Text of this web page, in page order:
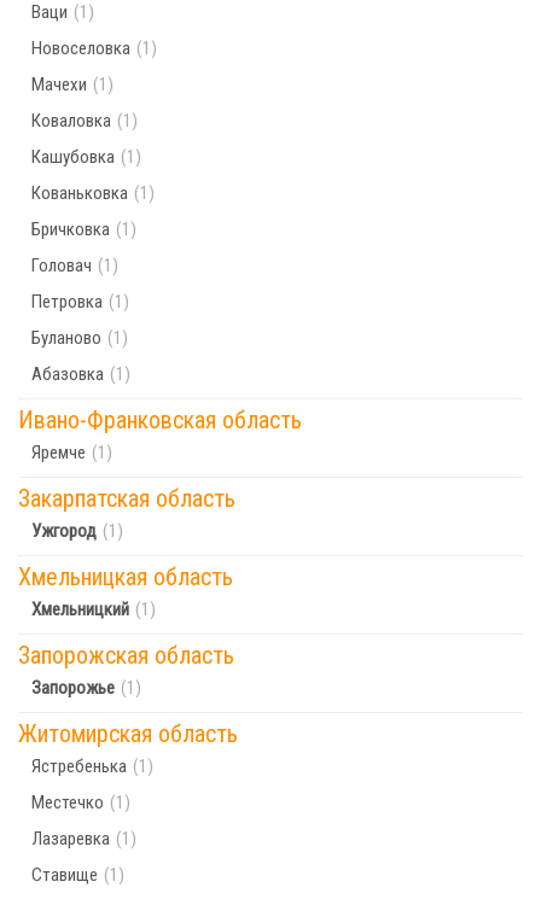
Ваци (1)
Новоселовка (1)
Мачехи (1)
Коваловка (1)
Кашубовка (1)
Кованьковка (1)
Бричковка (1)
Головач (1)
Петровка (1)
Буланово (1)
Абазовка (1)
Ивано-Франковская область
Яремче (1)
Закарпатская область
Ужгород (1)
Хмельницкая область
Хмельницкий (1)
Запорожская область
Запорожье (1)
Житомирская область
Ястребенька (1)
Местечко (1)
Лазаревка (1)
Ставище (1)